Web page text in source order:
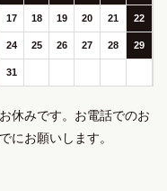
17 18 19 20 21 22
24 25 26 27 28 29
31
休みです。お電話でのお
にお願いします。